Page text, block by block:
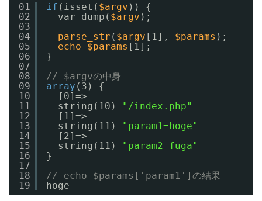
01
02
03
04
05
06
07
08
09
10
11
12
13
14
15
16
17
18
19
if (isset( $argv )) {
var_dump( $argv );
parse_str ( $argv [1], $params );
echo
$params [1];
}
// $argvの中身
array (3) {
[0]=>
string(10)
"/index.php"
[1]=>
string(11)
"param1=hoge"
[2]=>
string(11)
"param2=fuga"
}
// echo $params['param1']の結果
hoge